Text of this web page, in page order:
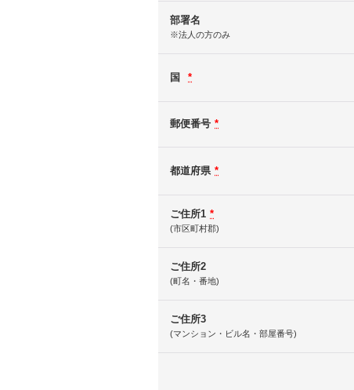
部署名
※法人の方のみ
国 *
郵便番号 *
都道府県 *
ご住所1 *
(市区町村郡)
ご住所2
(町名・番地)
ご住所3
(マンション・ビル名・部屋番号)